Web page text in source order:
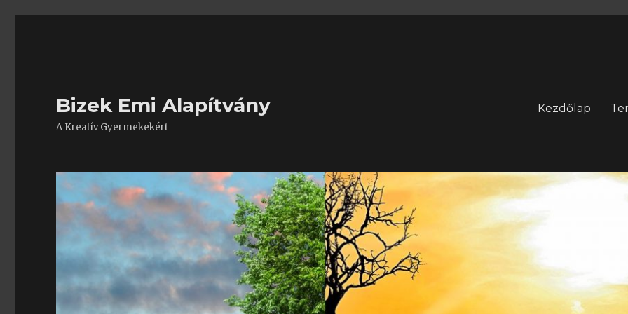
Bizek Emi Alapítvány
A Kreatív Gyermekekért
Kezdőlap